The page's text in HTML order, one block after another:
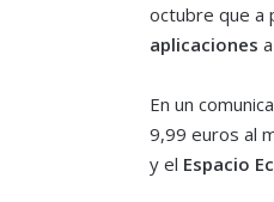
octubre que a
aplicaciones
En un
9,99 euros al
y el Espacio